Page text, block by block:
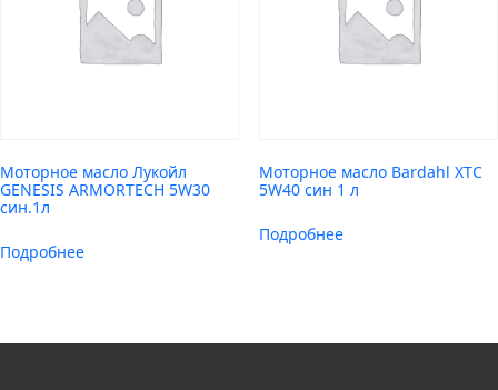
Моторное масло Лукойл
GENESIS ARMORTECH 5W30
син.1л
Подробнее
Моторное масло Bardahl XTC
5W40 син 1 л
Подробнее